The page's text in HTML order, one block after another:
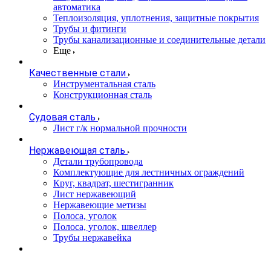
автоматика
Теплоизоляция, уплотнения, защитные покрытия
Трубы и фитинги
Трубы канализационные и соединительные детали
Еще
Качественные стали
Инструментальная сталь
Конструкционная сталь
Судовая сталь
Лист г/к нормальной прочности
Нержавеющая сталь
Детали трубопровода
Комплектующие для лестничных ограждений
Круг, квадрат, шестигранник
Лист нержавеющий
Нержавеющие метизы
Полоса, уголок
Полоса, уголок, швеллер
Трубы нержавейка